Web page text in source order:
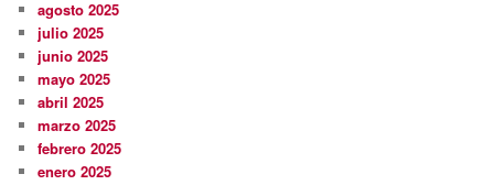
agosto 2025
julio 2025
junio 2025
mayo 2025
abril 2025
marzo 2025
febrero 2025
enero 2025